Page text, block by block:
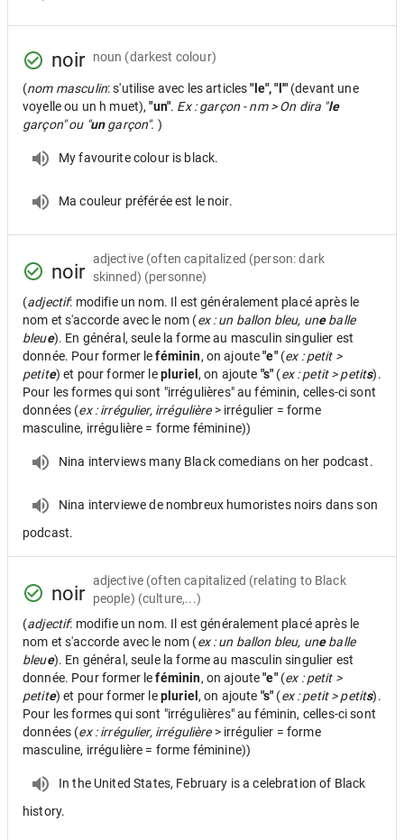
noir noun (darkest colour)
(nom masculin: s'utilise avec les articles"le", "l'" (devant une
voyelle ou un h muet),"un". Ex : garçon - nm > On dira "le
garçon" ou "ungarçon". )
My favourite colour is black.
Ma couleur préférée est le noir.
noir
adjective (often capitalized (person: dark
skinned) (personne)
(adjectif: modifie un nom. Il est généralement placé après le
nom et s'accorde avec le nom (ex : un ballon bleu, uneballe
bleue). En général, seule la forme au masculin singulier est
donnée. Pour former leféminin, on ajoute"e"(ex : petit >
petite) et pour former lepluriel , on ajoute "s" (ex : petit > petits).
Pour les formes qui sont "irrégulières" au féminin, celles-ci sont
données (ex : irrégulier, irrégulière> irrégulier = forme
masculine, irrégulière = forme féminine))
Nina interviews many Black comedians on her podcast.
Nina interviewe de nombreux humoristes noirs dans son
podcast.
noir
adjective (often capitalized (relating to Black
people) (culture,...)
(adjectif: modifie un nom. Il est généralement placé après le
nom et s'accorde avec le nom (ex : un ballon bleu, uneballe
bleue). En général, seule la forme au masculin singulier est
donnée. Pour former leféminin, on ajoute"e"(ex : petit >
petite) et pour former lepluriel , on ajoute "s" (ex : petit > petits).
Pour les formes qui sont "irrégulières" au féminin, celles-ci sont
données (ex : irrégulier, irrégulière> irrégulier = forme
masculine, irrégulière = forme féminine))
In the United States, February is a celebration of Black
history.